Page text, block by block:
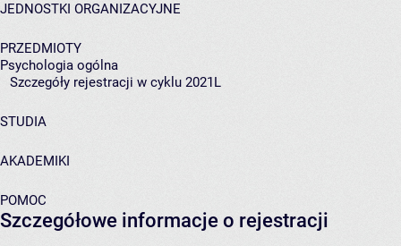
JEDNOSTKI ORGANIZACYJNE
PRZEDMIOTY
Psychologia ogólna
Szczegóły rejestracji w cyklu 2021L
STUDIA
AKADEMIKI
POMOC
Szczegółowe informacje o rejestracji